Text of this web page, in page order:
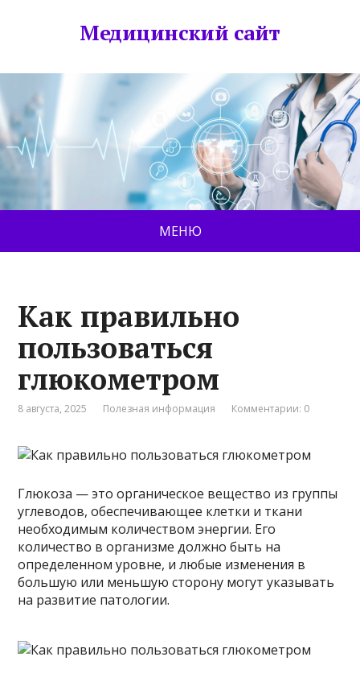
Медицинский сайт
МЕНЮ
Как правильно
пользоваться
глюкометром
8 августа, 2025 Полезная информация Комментарии: 0
Глюкоза — это органическое вещество из группы
углеводов, обеспечивающее клетки и ткани
необходимым количеством энергии. Его
количество в организме должно быть на
определенном уровне, и любые изменения в
большую или меньшую сторону могут указывать
на развитие патологии.